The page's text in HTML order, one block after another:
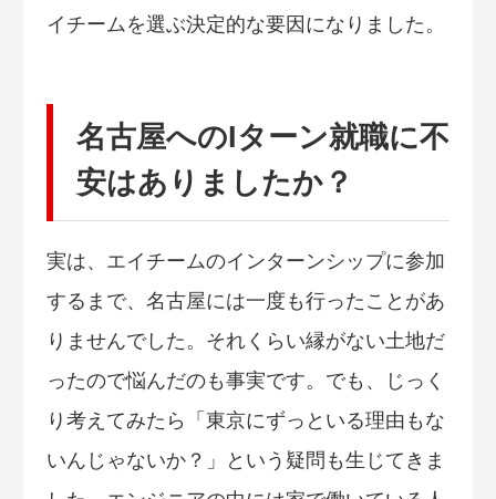
イチームを選ぶ決定的な要因になりました。
名古屋へのIターン就職に不
安はありましたか？
実は、エイチームのインターンシップに参加
するまで、名古屋には一度も行ったことがあ
りませんでした。それくらい縁がない土地だ
ったので悩んだのも事実です。でも、じっく
り考えてみたら「東京にずっといる理由もな
いんじゃないか？」という疑問も生じてきま